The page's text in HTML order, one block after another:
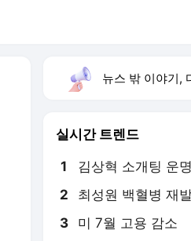
뉴스 밖 이야기, 다
실시간 트렌드
1 김상혁 소개팅 운명
2 최성원 백혈병 재
3 미 7월 고용 감소